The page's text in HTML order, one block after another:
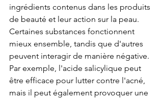
ingrédients contenus dans les produits
de beauté et leur action sur la peau.
Certaines substances fonctionnent
mieux ensemble, tandis que d'autres
peuvent interagir de manière négative.
Par exemple, l'acide salicylique peut
être efficace pour lutter contre l'acné,
mais il peut également provoquer une